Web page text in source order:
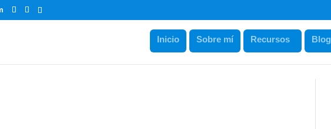
Inicio Sobre mí Recursos Blog